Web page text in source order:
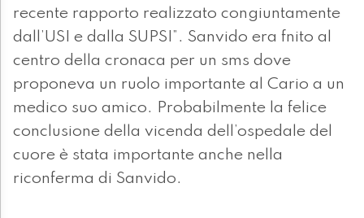
recente rapporto realizzato congiuntamente
dall’USI e dalla SUPSI”. Sanvido era fnito al
centro della cronaca per un sms dove
proponeva un ruolo importante al Cario a un
medico suo amico. Probabilmente la felice
conclusione della vicenda dell’ospedale del
cuore è stata importante anche nella
riconferma di Sanvido.